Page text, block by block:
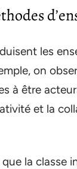
les
on
à être
et la
la classe